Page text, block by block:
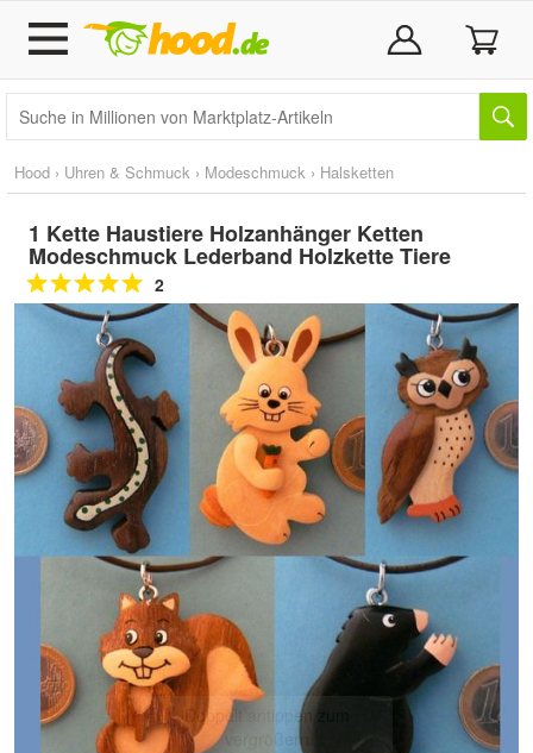
Hood › Uhren & Schmuck › Modeschmuck › Halsketten
1 Kette Haustiere Holzanhänger Ketten
Modeschmuck Lederband Holzkette Tiere
2
Doppelt antippen zum
vergrößern